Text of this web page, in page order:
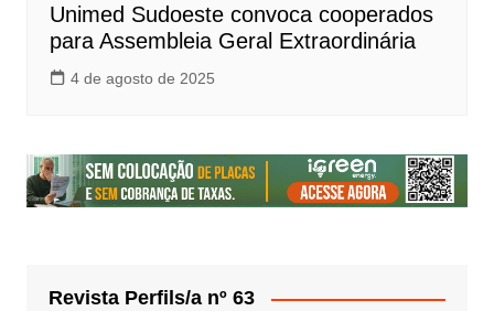
Unimed Sudoeste convoca cooperados
para Assembleia Geral Extraordinária
4 de agosto de 2025
Revista Perfils/a nº 63